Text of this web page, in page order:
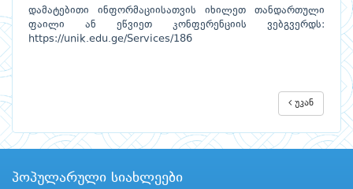
დამატებითი ინფორმაციისათვის იხილეთ თანდართული
ფაილი ან ეწვიეთ კონფერენციის ვებგვერდს:
https://unik.edu.ge/Services/186
უკან
პოპულარული სიახლეები